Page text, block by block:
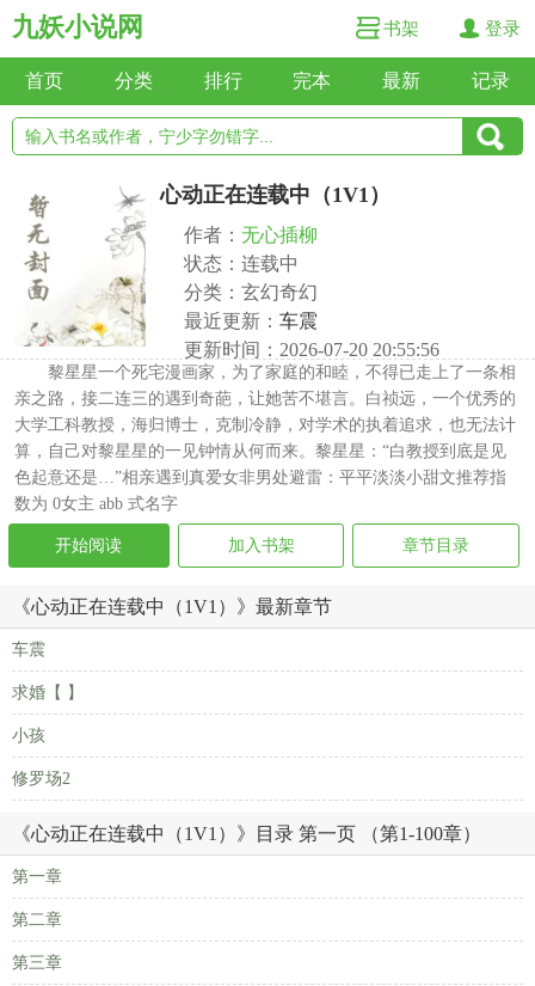
九妖小说网 书架 登录
首页 分类 排行 完本 最新 记录
心动正在连载中（1V1）
作者： 无心插柳
状态：连载中
分类：玄幻奇幻
最近更新： 车震
更新时间：2026-07-20 20:55:56
黎星星一个死宅漫画家，为了家庭的和睦，不得已走上了一条相
亲之路，接二连三的遇到奇葩，让她苦不堪言。白祯远，一个优秀的
大学工科教授，海归博士，克制冷静，对学术的执着追求，也无法计
算，自己对黎星星的一见钟情从何而来。黎星星：“白教授到底是见
色起意还是…”相亲遇到真爱女非男处避雷：平平淡淡小甜文推荐指
数为 0女主 abb 式名字
开始阅读 加入书架 章节目录
《心动正在连载中（1V1）》最新章节
车震
求婚【 】
小孩
修罗场2
《心动正在连载中（1V1）》目录 第一页 （第1-100章）
第一章
第二章
第三章